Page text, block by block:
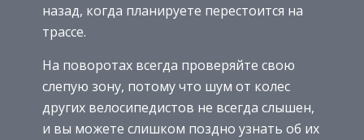
назад, когда планируете перестоится на
трассе.
На поворотах всегда проверяйте свою
слепую зону, потому что шум от колес
других велосипедистов не всегда слышен,
и вы можете слишком поздно узнать об их